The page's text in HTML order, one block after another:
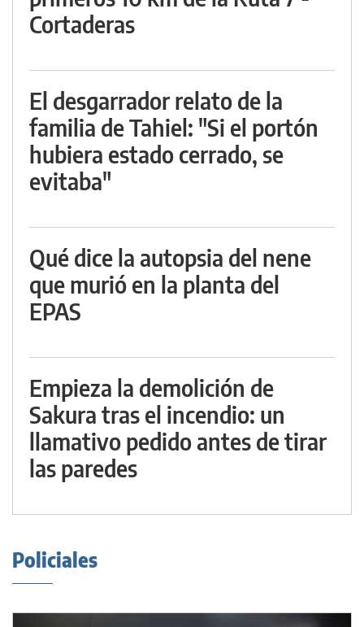
Cortaderas
El desgarrador relato de la
familia de Tahiel: "Si el portón
hubiera estado cerrado, se
evitaba"
Qué dice la autopsia del nene
que murió en la planta del
EPAS
Empieza la demolición de
Sakura tras el incendio: un
llamativo pedido antes de tirar
las paredes
Policiales